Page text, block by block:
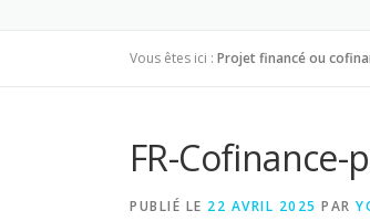
Vous êtes ici : Projet financé ou
FR-
PUBLIÉ LE 22 AVRIL 2025 PAR